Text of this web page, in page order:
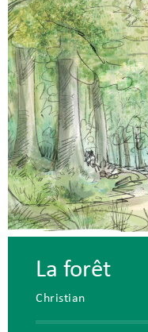
La forêt
Christian